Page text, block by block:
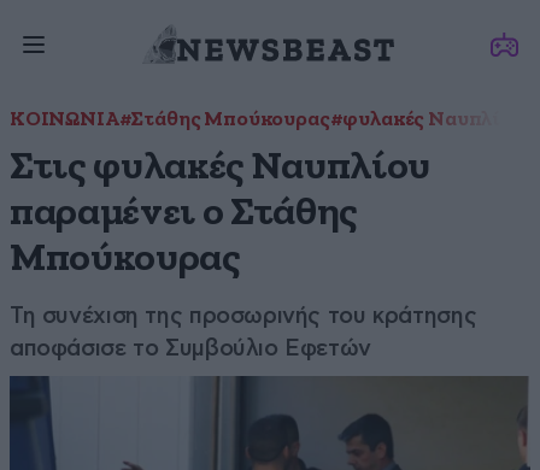
ΚΟΙΝΩΝΙΑ#Στάθης Μπούκουρας#φυλακές Ναυπλίου
Στις φυλακές Ναυπλίου
παραμένει ο Στάθης
Μπούκουρας
Τη συνέχιση της προσωρινής του κράτησης
αποφάσισε το Συμβούλιο Εφετών